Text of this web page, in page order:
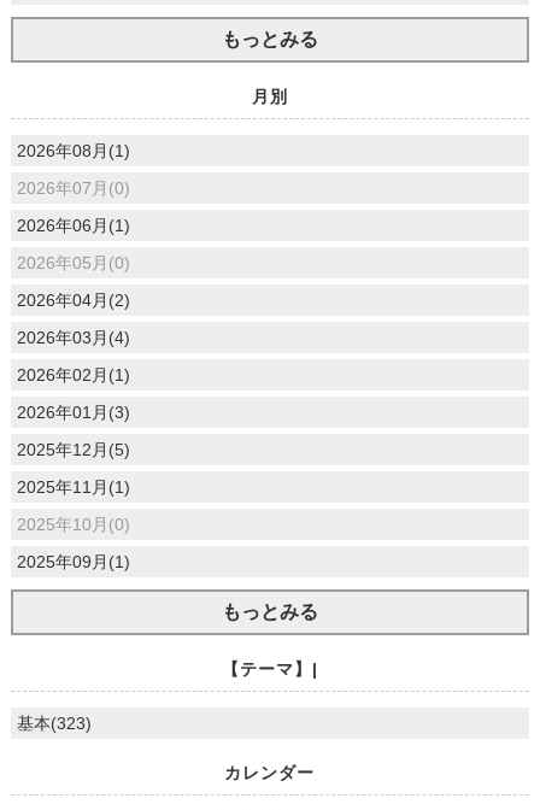
もっとみる
月別
2026年08月(1)
2026年07月(0)
2026年06月(1)
2026年05月(0)
2026年04月(2)
2026年03月(4)
2026年02月(1)
2026年01月(3)
2025年12月(5)
2025年11月(1)
2025年10月(0)
2025年09月(1)
もっとみる
【テーマ】|
基本(323)
カレンダー